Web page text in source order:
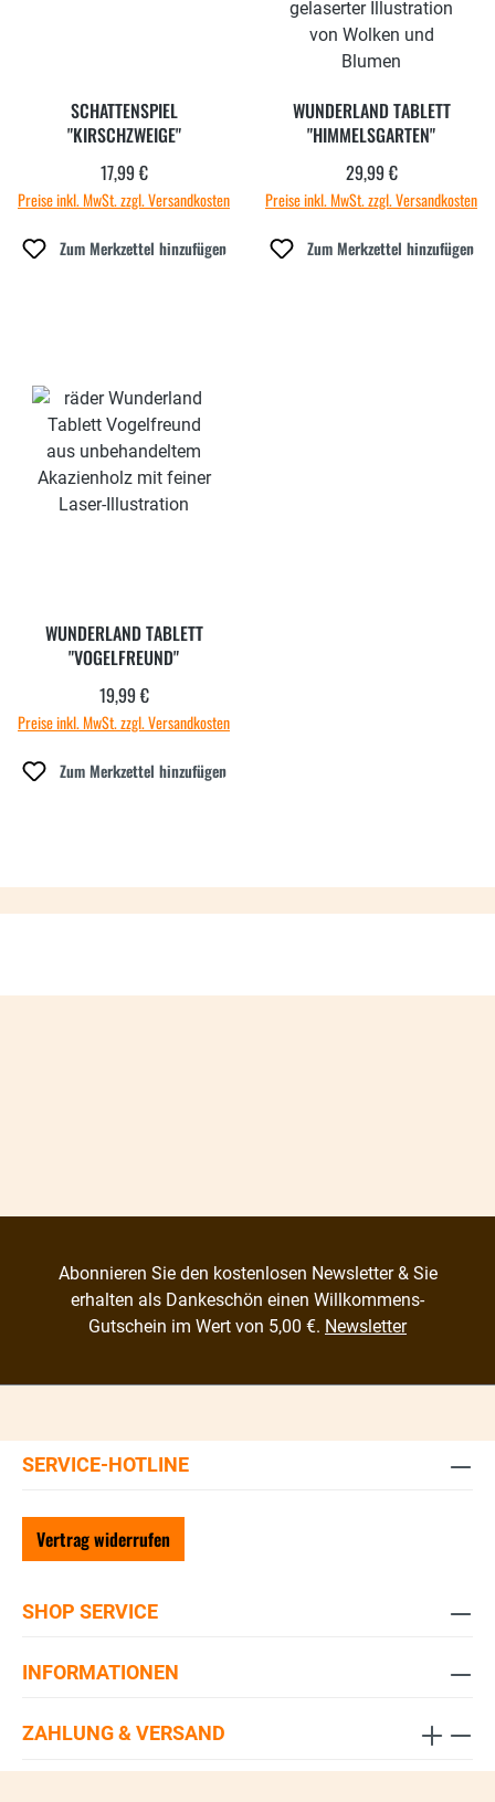
SCHATTENSPIEL
"KIRSCHZWEIGE"
Regulärer Preis:
17,99 €
Preise inkl. MwSt. zzgl. Versandkosten
Zum Merkzettel hinzufügen
WUNDERLAND TABLETT
"HIMMELSGARTEN"
Regulärer Preis:
29,99 €
Preise inkl. MwSt. zzgl. Versandkosten
Zum Merkzettel hinzufügen
WUNDERLAND TABLETT
"VOGELFREUND"
Regulärer Preis:
19,99 €
Preise inkl. MwSt. zzgl. Versandkosten
Zum Merkzettel hinzufügen
Abonnieren Sie den kostenlosen Newsletter & Sie
erhalten als Dankeschön einen Willkommens-
Gutschein im Wert von 5,00 €. Newsletter
SERVICE-HOTLINE
Vertrag widerrufen
SHOP SERVICE
INFORMATIONEN
ZAHLUNG & VERSAND